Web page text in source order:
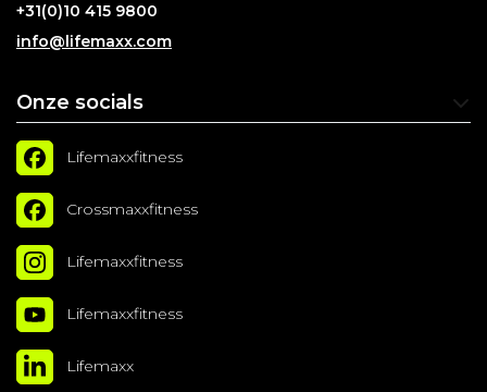
+31(0)10 415 9800
info@lifemaxx.com
Onze socials
Lifemaxxfitness
Crossmaxxfitness
Lifemaxxfitness
Lifemaxxfitness
Lifemaxx